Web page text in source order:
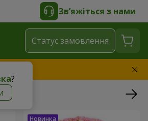
Зв’яжіться з нами
?
Статус замовлення